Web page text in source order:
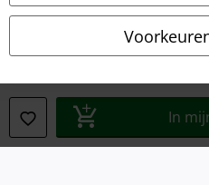
In
Informatie over toegankelijkheid
Cookie-instellingen
Annuleer bestelling